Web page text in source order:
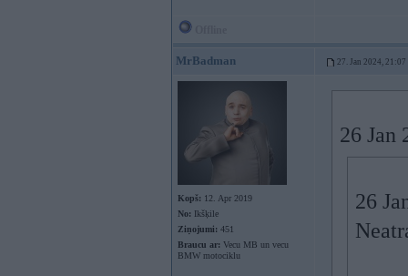
MrBadman 27. Jan 2024, 21:07
Kopš: 12. Apr 2019
No: Ikšķile
Ziņojumi: 451
Braucu ar: Vecu MB un vecu
BMW motociklu
26 Jan
26